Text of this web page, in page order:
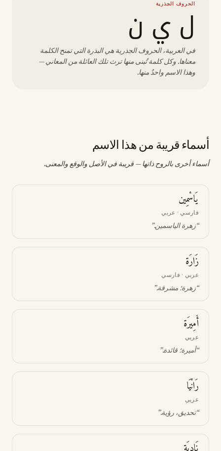
الحروف الجذرية
ل ي ن
في العربية، الحروف الجذرية هي البذرة التي تمنح الكلمة
معناها. وكل كلمة تُبنى منها ترث تلك العائلة من المعاني —
وهذا الاسم واحدٌ منها.
أسماء قريبة من هذا الاسم
أسماء أخرى بالروح ذاتها — قريبة في الأصل والوقع والمعنى.
يَاسْمِين
فارسي · عربي
“زهرة الياسمين.”
زَارَة
عربي · فارسي
“زهرة؛ مشرقة.”
أَمِيرَة
عربي
“أميرة؛ قائدة.”
رَانْيَا
عربي
“تحديق، رؤية.”